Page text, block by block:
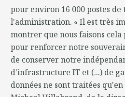
pour environ 16 000 postes de
l'administration. « Il est très
montrer que nous faisons
pour renforcer notre
de conserver notre
d'infrastructure IT et (...) de
données ne sont traitées